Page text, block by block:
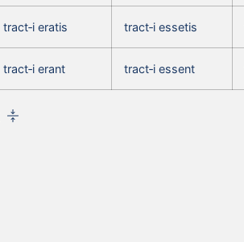
tract‑i eratis tract‑i essetis
tract‑i erant tract‑i essent